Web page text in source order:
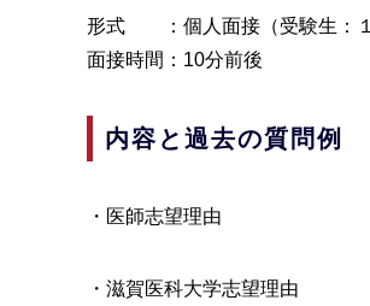
形式 ：個人面接（受験生：
面接時間：10分前後
内容と過去の質問例
・医師志望理由
・滋賀医科大学志望理由